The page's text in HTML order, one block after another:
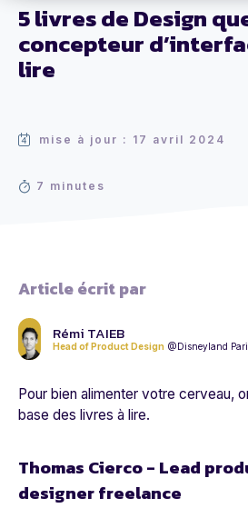
5 livres de Design
concepteur
lire
mise à jour : 17 avril 2024
7 minutes
Article écrit par
Rémi TAIEB
Head of Product Design @Disneyland
Pour bien alimenter votre cerveau,
base des livres à lire.
Thomas Cierco - Lead
designer freelance